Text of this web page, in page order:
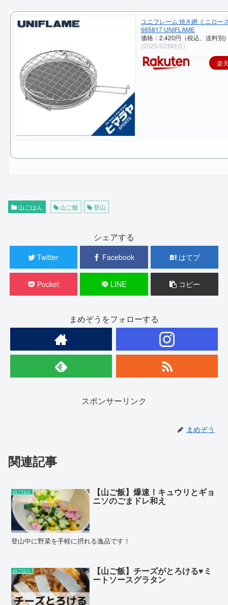
ユニフレーム 焼き網 ミニロー
665817 UNIFLAME
価格：2,420円（税込、送料別)
(2025/3/28時点)
楽
山ごはん 山ご飯 登山
シェアする
Twitter Facebook はてブ
Pocket LINE コピー
まめぞうをフォローする
スポンサーリンク
まめぞう
関連記事
山ごはん 【山ご飯】爆速！キュウリとギョ
ニソのごまドレ和え
登山中に野菜を手軽に摂れる逸品です！
山ごはん 【山ご飯】チーズがとろける♥️ミ
ートソースグラタン